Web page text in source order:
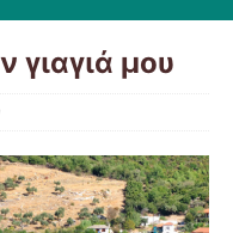
γιαγιά μου